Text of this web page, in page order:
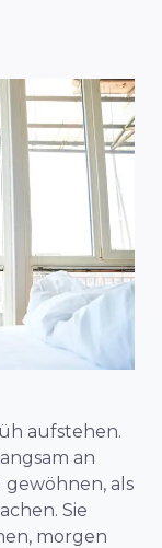
aufstehen.
an
als
Sie
morgen